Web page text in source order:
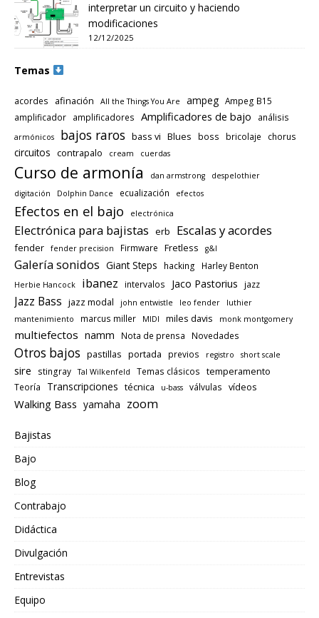
interpretar un circuito y haciendo
modificaciones
12/12/2025
Temas
acordes afinación All the Things You Are ampeg Ampeg B15
amplificador
amplificadores Amplificadores de bajo análisis
armónicos bajos raros bass vi Blues boss bricolaje chorus
circuitos contrapalo cream cuerdas
Curso de armonía dan armstrong
despelothier
digitación
Dolphin Dance ecualización efectos
Efectos en el bajo electrónica
Electrónica para bajistas erb Escalas y acordes
fender fender precision Firmware Fretless g&l
Galería sonidos Giant Steps hacking Harley Benton
Herbie Hancock ibanez intervalos Jaco Pastorius jazz
Jazz Bass jazz modal john entwistle leo fender
luthier
mantenimiento
marcus miller MIDI miles davis monk montgomery
multiefectos namm Nota de prensa Novedades
Otros bajos pastillas portada previos registro short scale
sire stingray Tal Wilkenfeld Temas clásicos temperamento
Teoría Transcripciones técnica u-bass válvulas vídeos
Walking Bass yamaha zoom
Bajistas
Bajo
Blog
Contrabajo
Didáctica
Divulgación
Entrevistas
Equipo